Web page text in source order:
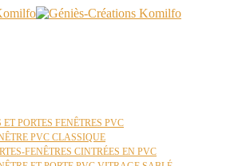
ET PORTES FENÊTRES PVC
PVC CLASSIQUE
FENÊTRES CINTRÉES EN PVC